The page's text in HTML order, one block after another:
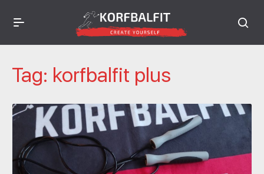
Tag: korfbalfit plus